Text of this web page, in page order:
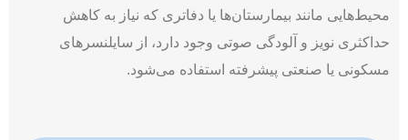
محیط‌هایی مانند بیمارستان‌ها یا دفاتری که نیاز به کاهش
حداکثری نویز و آلودگی صوتی وجود دارد، از سایلنسرهای
مسکونی یا صنعتی پیشرفته استفاده می‌­شود.